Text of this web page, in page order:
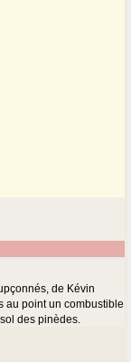
de Kévin
au point un combustible
des pinèdes.